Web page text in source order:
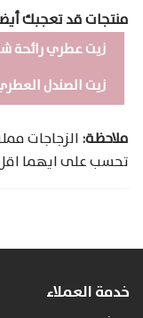
منتجات قد تعجبك
زيت عطري رائحة
زيت الصندل
ملاحظة: الزجاجات
تحسب على ايهما
خدمة العملاء